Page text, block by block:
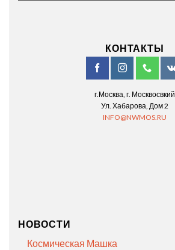
КОНТАКТЫ
г.Москва, г. Москвосвкий
Ул. Хабарова, Дом 2
INFO@NWMOS.RU
НОВОСТИ
Космическая Машка